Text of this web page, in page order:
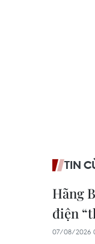
TIN
Hãng
điện
07/08/2026